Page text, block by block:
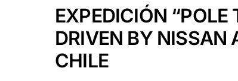
EXPEDICIÓN “POLE
DRIVEN BY NISSAN
CHILE